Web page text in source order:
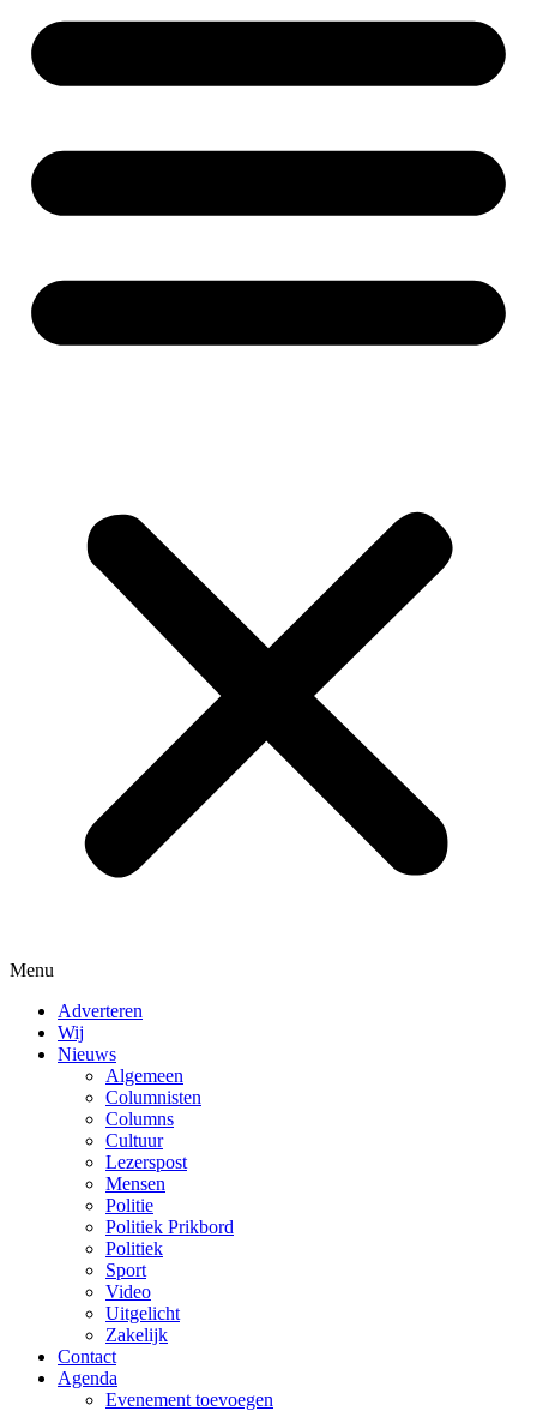
Menu
Adverteren
Wij
Nieuws
Algemeen
Columnisten
Columns
Cultuur
Lezerspost
Mensen
Politie
Politiek Prikbord
Politiek
Sport
Video
Uitgelicht
Zakelijk
Contact
Agenda
Evenement toevoegen